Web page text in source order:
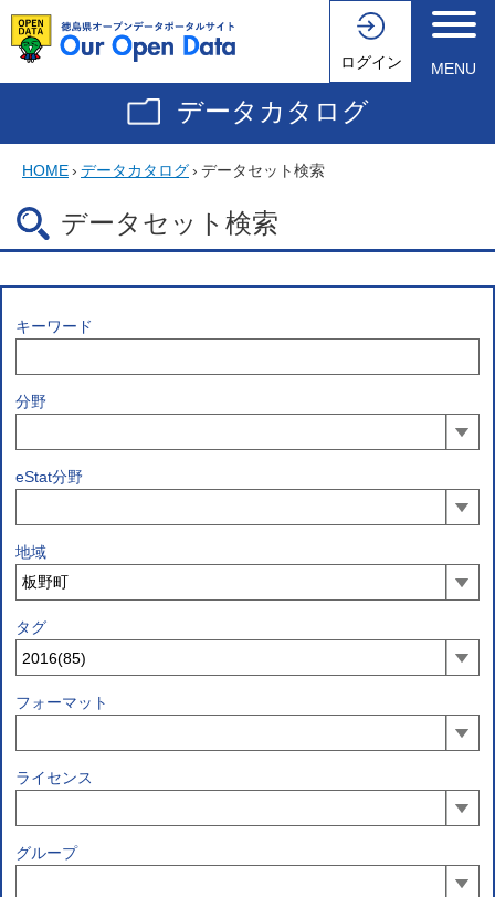
ログイン MENU
データカタログ
HOME› データカタログ› データセット検索
データセット検索
キーワード
分野
eStat分野
地域
タグ
フォーマット
ライセンス
グループ